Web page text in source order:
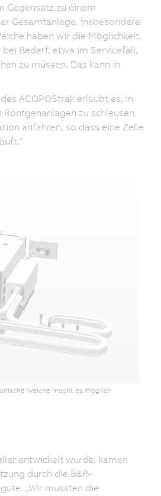
Gegensatz zu einem
Gesamtanlage, insbesondere
haben wir die Möglichkeit,
Bedarf, etwa im Servicefall,
zu müssen. Das kann in
ACOPOStrak erlaubt es, in
zu schleusen.
anfahren, so dass eine Zelle
Weiche macht es möglich.
entwickelt wurde, kamen
durch die B&R-
„Wir mussten die